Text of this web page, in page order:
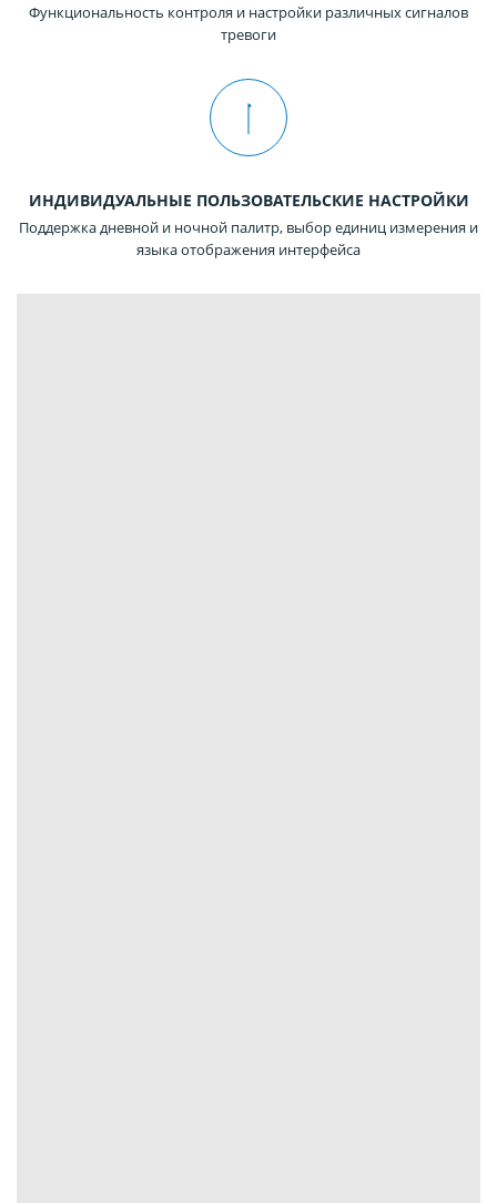
Функциональность контроля и настройки различных сигналов
тревоги
ИНДИВИДУАЛЬНЫЕ ПОЛЬЗОВАТЕЛЬСКИЕ НАСТРОЙКИ
Поддержка дневной и ночной палитр, выбор единиц измерения и
языка отображения интерфейса